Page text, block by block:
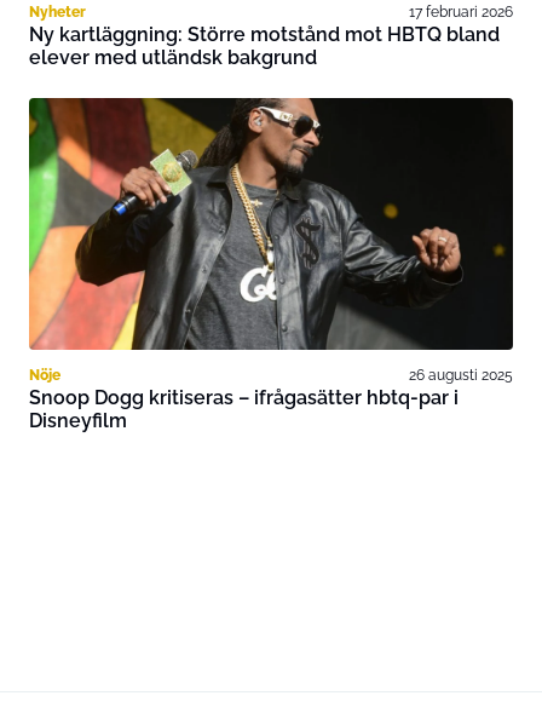
Nyheter 17 februari 2026
Ny kartläggning: Större motstånd mot HBTQ bland
elever med utländsk bakgrund
Nöje 26 augusti 2025
Snoop Dogg kritiseras – ifrågasätter hbtq-par i
Disneyfilm